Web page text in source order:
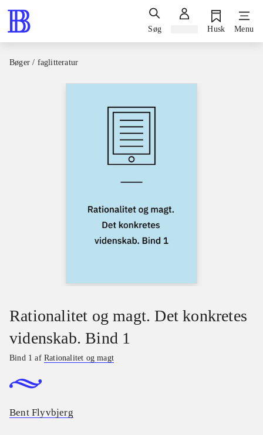
Søg Husk Menu
Bøger / faglitteratur
Rationalitet og magt. Det konkretes
videnskab. Bind 1
Bind 1 afRationalitet og magt
Bent Flyvbjerg